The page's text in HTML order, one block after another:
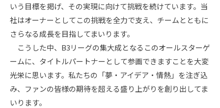
いう目標を掲げ、その実現に向けて挑戦を続けています。当
社はオーナーとしてこの挑戦を全力で支え、チームとともに
さらなる成長を目指してまいります。
こうした中、B3リーグの集大成となるこのオールスターゲ
ームに、タイトルパートナーとして参画できますことを大変
光栄に思います。私たちの「夢・アイデア・情熱」を注ぎ込
み、ファンの皆様の期待を超える盛り上がりを創り出してま
いります。